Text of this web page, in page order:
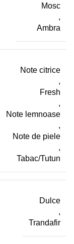
Mosc
,
Ambra
Note citrice
,
Fresh
,
Note lemnoase
,
Note de piele
,
Tabac/Tutun
Dulce
,
Trandafir